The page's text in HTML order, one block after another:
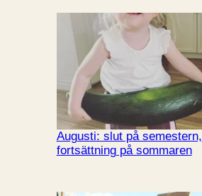
Augusti: slut på semestern,
fortsättning på sommaren